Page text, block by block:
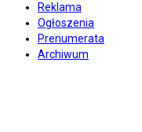
Reklama
Ogłoszenia
Prenumerata
Archiwum